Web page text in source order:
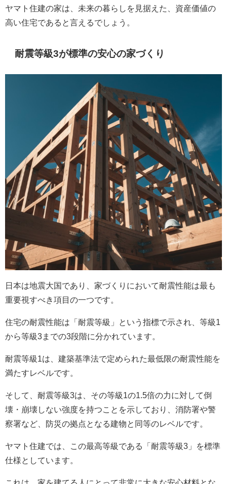
ヤマト住建の家は、未来の暮らしを見据えた、資産価値の
高い住宅であると言えるでしょう。
耐震等級3が標準の安心の家づくり
日本は地震大国であり、家づくりにおいて耐震性能は最も
重要視すべき項目の一つです。
住宅の耐震性能は「耐震等級」という指標で示され、等級1
から等級3までの3段階に分かれています。
耐震等級1は、建築基準法で定められた最低限の耐震性能を
満たすレベルです。
そして、耐震等級3は、その等級1の1.5倍の力に対して倒
壊・崩壊しない強度を持つことを示しており、消防署や警
察署など、防災の拠点となる建物と同等のレベルです。
ヤマト住建では、この最高等級である「耐震等級3」を標準
仕様としています。